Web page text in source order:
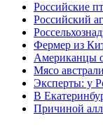
Российские
Российский
Фермер из
Американцы
Мясо
Эксперты: у
В
Причиной